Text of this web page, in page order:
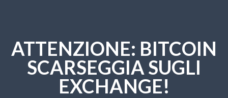
ATTENZIONE: BITCOIN
SCARSEGGIA SUGLI
EXCHANGE!